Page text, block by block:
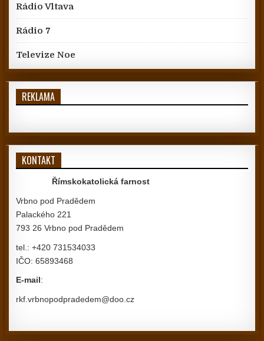
Rádio Vltava
Rádio 7
Televize Noe
REKLAMA
KONTAKT
Římskokatolická farnost
Vrbno pod Pradědem
Palackého 221
793 26 Vrbno pod Pradědem
tel.: +420 731534033
IČO: 65893468
E-mail:
rkf.vrbnopodpradedem@doo.cz